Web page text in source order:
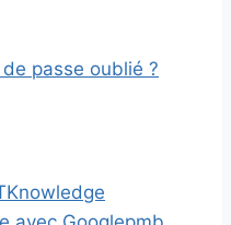
passe oublié ?
Knowledge